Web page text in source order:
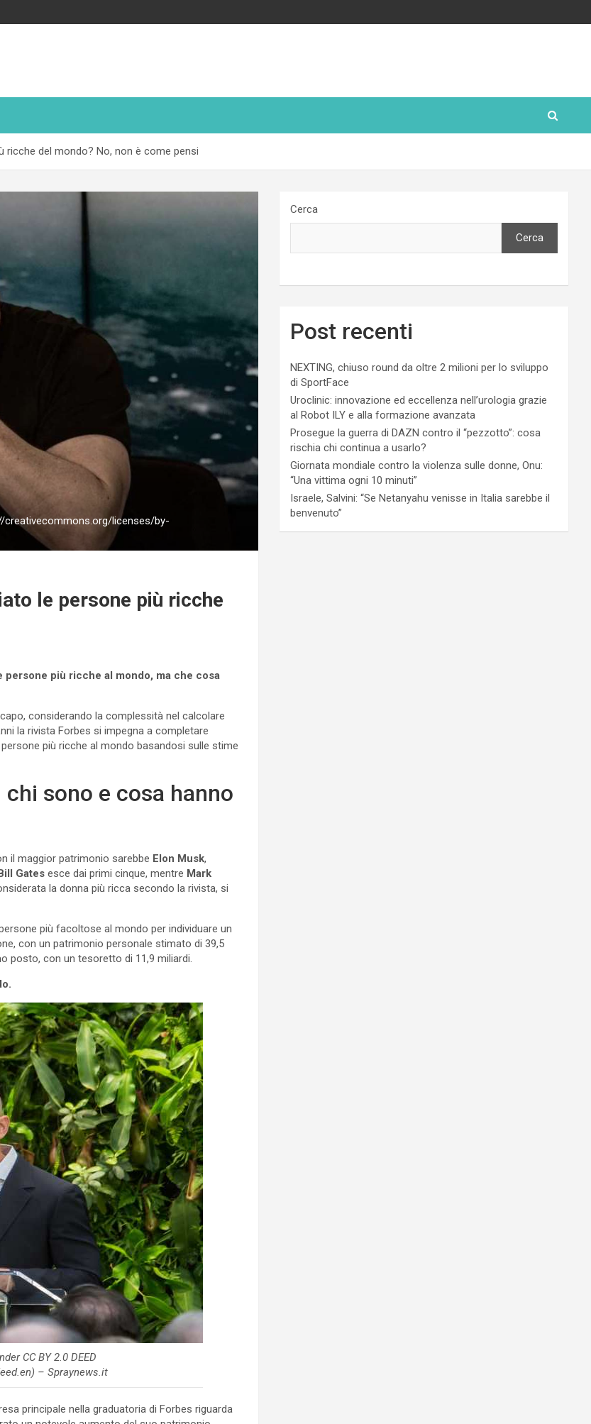
del mondo? No, non è come pensi
creativecommons.org/licenses/by-
le persone più ricche
più ricche al mondo, ma che cosa
considerando la complessità nel calcolare
la rivista Forbes si impegna a completare
più ricche al mondo basandosi sulle stime
sono e cosa hanno
il maggior patrimonio sarebbe Elon Musk,
Gates esce dai primi cinque, mentre Mark
la donna più ricca secondo la rivista, si
più facoltose al mondo per individuare un
con un patrimonio personale stimato di 39,5
posto, con un tesoretto di 11,9 miliardi.
CC BY 2.0 DEED
– Spraynews.it
principale nella graduatoria di Forbes riguarda
Cerca
Cerca
Post recenti
NEXTING, chiuso round da oltre 2 milioni per lo sviluppo
di SportFace
Uroclinic: innovazione ed eccellenza nell’urologia grazie
al Robot ILY e alla formazione avanzata
Prosegue la guerra di DAZN contro il “pezzotto”: cosa
rischia chi continua a usarlo?
Giornata mondiale contro la violenza sulle donne, Onu:
“Una vittima ogni 10 minuti”
Israele, Salvini: “Se Netanyahu venisse in Italia sarebbe il
benvenuto”